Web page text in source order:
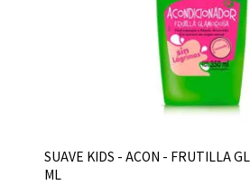
SUAVE KIDS - ACON - FRUTILLA
ML